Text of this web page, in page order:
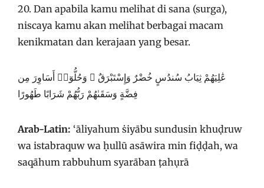
20. Dan apabila kamu melihat di sana (surga),
niscaya kamu akan melihat berbagai macam
kenikmatan dan kerajaan yang besar.
عَٰلِيَهُمْ ثِيَابُ سُندُسٍ خُضْرٌ وَإِسْتَبْرَقٌ ۖ وَحُلُّوٓا۟ أَسَاوِرَ مِن
فِضَّةٍ وَسَقَىٰهُمْ رَبُّهُمْ شَرَابًا طَهُورًا
Arab-Latin: ‘āliyahum ṡiyābu sundusin khuḍruw
wa istabraquw wa ḥullū asāwira min fiḍḍah, wa
saqāhum rabbuhum syarāban ṭahụrā